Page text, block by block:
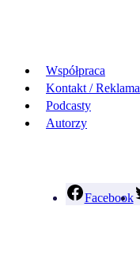
Współpraca
Kontakt / Reklama
Podcasty
Autorzy
Facebook